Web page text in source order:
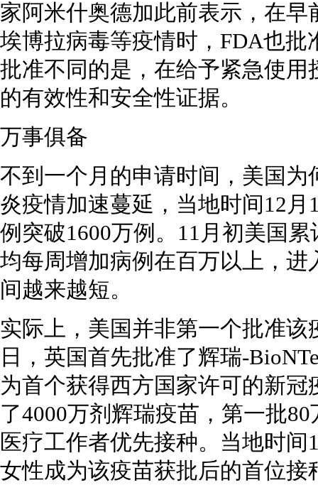
家阿米什奥德加此前表示，在
埃博拉病毒等疫情时，FDA也
批准不同的是，在给予紧急使
的有效性和安全性证据。
万事俱备
不到一个月的申请时间，美国
炎疫情加速蔓延，当地时间12
例突破1600万例。11月初美国
均每周增加病例在百万以上，
间越来越短。
实际上，美国并非第一个批准
日，英国首先批准了辉瑞-
为首个获得西方国家许可的新
了4000万剂辉瑞疫苗，第一批
医疗工作者优先接种。当地时
女性成为该疫苗获批后的首位接